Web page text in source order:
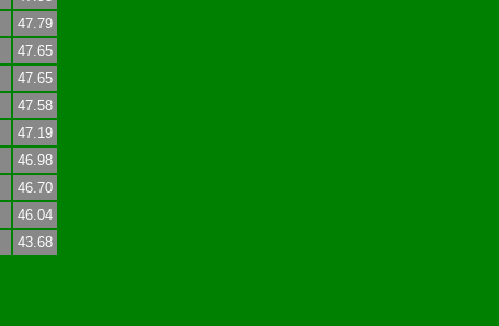
47.79
47.65
47.65
47.58
47.19
46.98
46.70
46.04
43.68